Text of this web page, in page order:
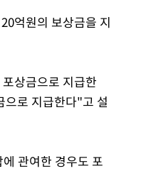
억원의 보상금을 지
상금으로 지급한
로 지급한다"고 설
관여한 경우도 포